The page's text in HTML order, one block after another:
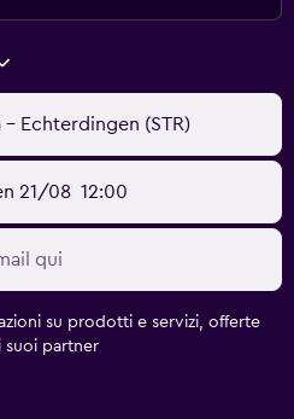
Echterdingen (STR)
21/08 12:00
su prodotti e servizi, offerte
suoi partner